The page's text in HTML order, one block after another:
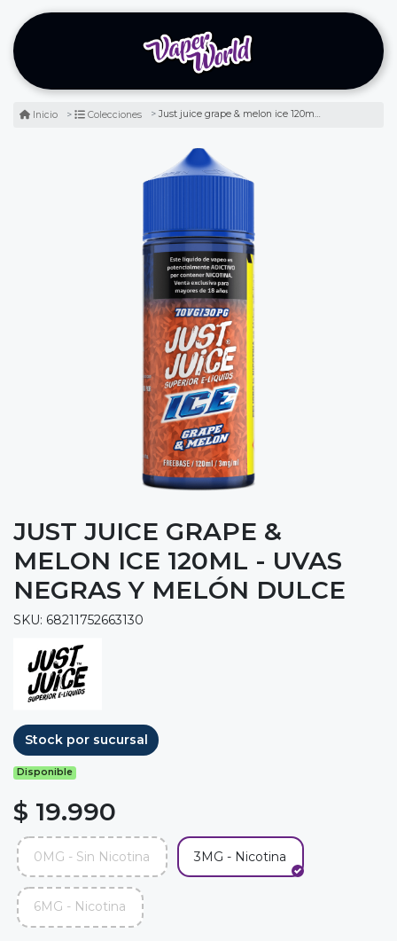
Inicio Colecciones Just juice grape & melon ice 120ml - uvas negras y melón dulce
JUST JUICE GRAPE &
MELON ICE 120ML - UVAS
NEGRAS Y MELÓN DULCE
SKU: 68211752663130
Stock por sucursal
Disponible
$ 19.990
0MG - Sin Nicotina 3MG - Nicotina
6MG - Nicotina